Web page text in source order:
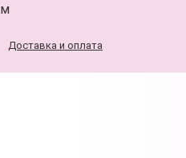
Доставка и оплата